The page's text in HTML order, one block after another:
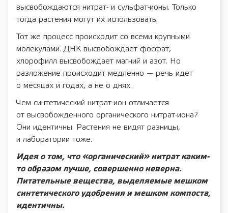
высвобождаются нитрат- и сульфат-ионы. Только
тогда растения могут их использовать.
Тот же процесс происходит со всеми крупными
молекулами. ДНК высвобождает фосфат,
хлорофилл высвобождает магний и азот. Но
разложение происходит медленно — речь идет
о месяцах и годах, а не о днях.
Чем синтетический нитрат-ион отличается
от высвобожденного органического нитрат-иона?
Они идентичны. Растения не видят разницы,
и лаборатории тоже.
Идея о том, что «органический» нитрат каким-
то образом лучше, совершенно неверна.
Питательные вещества, выделяемые мешком
синтетического удобрения и мешком компоста,
идентичны.